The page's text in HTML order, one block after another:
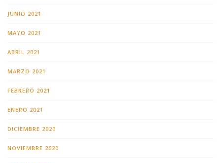
JUNIO 2021
MAYO 2021
ABRIL 2021
MARZO 2021
FEBRERO 2021
ENERO 2021
DICIEMBRE 2020
NOVIEMBRE 2020